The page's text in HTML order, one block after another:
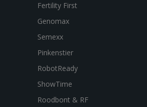
Fertility First
Genomax
Semexx
Pinkenstier
RobotReady
ShowTime
Roodbont & RF